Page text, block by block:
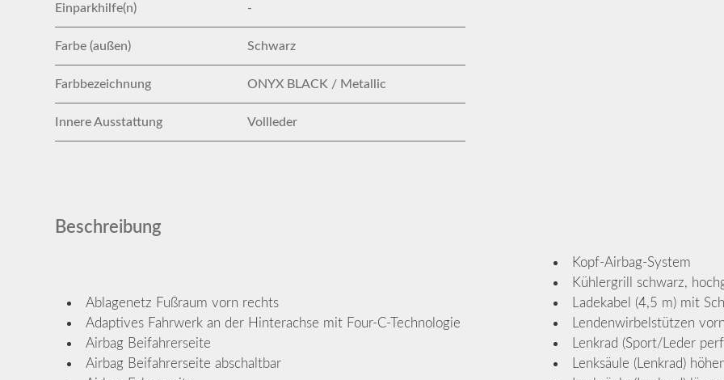
Einparkhilfe(n) -
Farbe (außen) Schwarz
Farbbezeichnung ONYX BLACK / Metallic
Innere Ausstattung Vollleder
Beschreibung
Ablagenetz Fußraum vorn rechts
Adaptives Fahrwerk an der Hinterachse mit Four-C-Technologie
Airbag Beifahrerseite
Airbag Beifahrerseite abschaltbar
Kopf-Airbag-System
Kühlergrill schwarz,
Ladekabel (4,5 m) mit
Lendenwirbelstützen
Lenkrad (Sport/Leder
Lenksäule (Lenkrad)